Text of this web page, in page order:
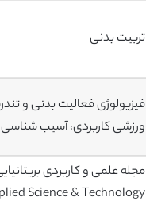
تربیت بدنی
فیزیولوژی فعالیت بدنی و
ورزشی کاربردی، آسیب
Science & Technology